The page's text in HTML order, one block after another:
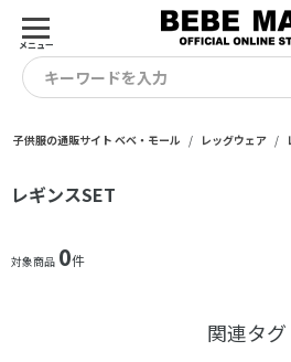
メニュー
キーワードを入力
子供服の通販サイト ベベ・モール レッグウェア
レギンスSET
対象商品 0件
関連タグ